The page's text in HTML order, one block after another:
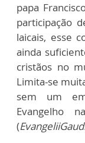
papa
participação
laicais, esse
ainda
cristãos no
Limita-se
sem um
Evangelho
(